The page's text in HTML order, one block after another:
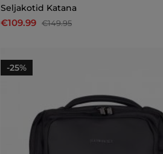
Seljakotid Katana
€109.99 €149.95
-25%